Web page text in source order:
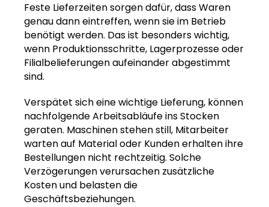
Feste Lieferzeiten sorgen dafür, dass Waren
genau dann eintreffen, wenn sie im Betrieb
benötigt werden. Das ist besonders wichtig,
wenn Produktionsschritte, Lagerprozesse oder
Filialbelieferungen aufeinander abgestimmt
sind.
Verspätet sich eine wichtige Lieferung, können
nachfolgende Arbeitsabläufe ins Stocken
geraten. Maschinen stehen still, Mitarbeiter
warten auf Material oder Kunden erhalten ihre
Bestellungen nicht rechtzeitig. Solche
Verzögerungen verursachen zusätzliche
Kosten und belasten die
Geschäftsbeziehungen.